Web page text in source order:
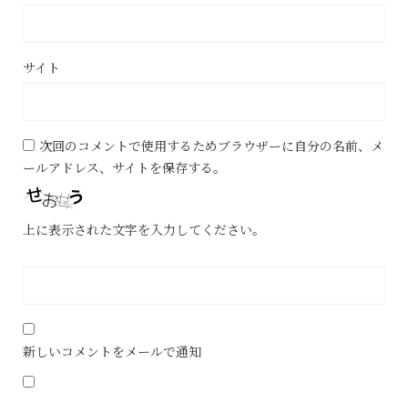
サイト
次回のコメントで使用するためブラウザーに自分の名前、メ
ールアドレス、サイトを保存する。
上に表示された文字を入力してください。
新しいコメントをメールで通知